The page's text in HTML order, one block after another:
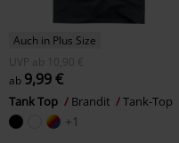
Auch in Plus Size
UVP
ab
10,90 €
ab 9,99 €
Tank Top Brandit Tank-Top
+1